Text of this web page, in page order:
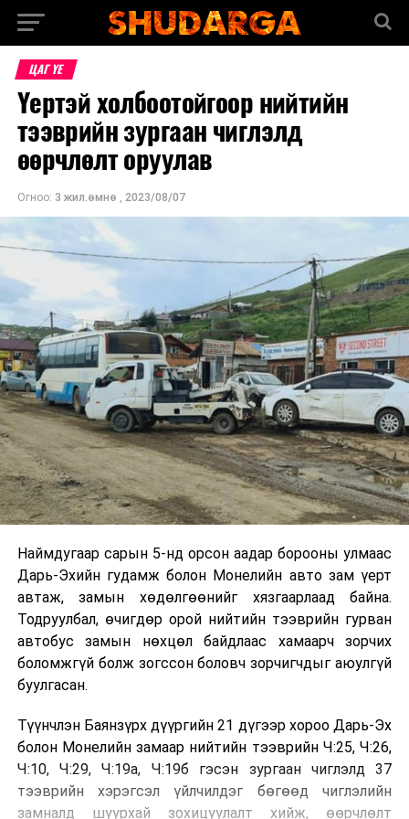
ЦАГ ҮЕ
Үертэй холбоотойгоор нийтийн
тээврийн зургаан чиглэлд
өөрчлөлт оруулав
Огноо: 3 жил.өмнө , 2023/08/07
Наймдугаар сарын 5-нд орсон аадар борооны улмаас
Дарь-Эхийн гудамж болон Монелийн авто зам үерт
автаж, замын хөдөлгөөнийг хязгаарлаад байна.
Тодруулбал, өчигдөр орой нийтийн тээврийн гурван
автобус замын нөхцөл байдлаас хамаарч зорчих
боломжгүй болж зогссон боловч зорчигчдыг аюулгүй
буулгасан.
Түүнчлэн Баянзүрх дүүргийн 21 дүгээр хороо Дарь-Эх
болон Монелийн замаар нийтийн тээврийн Ч:25, Ч:26,
Ч:10, Ч:29, Ч:19а, Ч:19б гэсэн зургаан чиглэлд 37
тээврийн хэрэгсэл үйлчилдэг бөгөөд чиглэлийн
замналд шуурхай зохицуулалт хийж, өөрчлөлт